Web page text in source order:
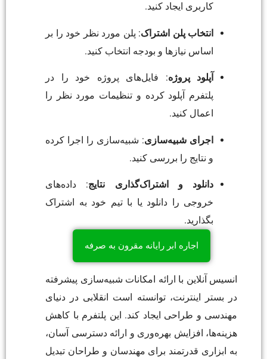
کاربری ایجاد کنید.
انتخاب پلن اشتراک: پلن مورد نظر خود را بر
اساس نیازها و بودجه انتخاب کنید.
آپلود پروژه: فایل‌های پروژه خود را در
پلتفرم آپلود کرده و تنظیمات مورد نظر را
اعمال کنید.
اجرای شبیه‌سازی: شبیه‌سازی را اجرا کرده
و نتایج را بررسی کنید.
دانلود و اشتراک‌گذاری نتایج: داده‌های
خروجی را دانلود یا با تیم خود به اشتراک
بگذارید.
اجاره ابر رایانه مقرون به صرفه
انسیس آنلاین با ارائه امکانات شبیه‌سازی پیشرفته
در بستر اینترنت، توانسته است انقلابی در دنیای
مهندسی و طراحی ایجاد کند. این پلتفرم با کاهش
هزینه‌ها، افزایش بهره‌وری و ارائه دسترسی آسان،
به ابزاری قدرتمند برای مهندسان و طراحان تبدیل